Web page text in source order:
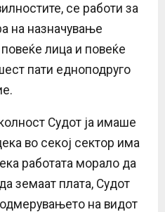
се работи за
на назначување
лица и повеќе
пати едноподруго
Судот ја имаше
во секој сектор има
работата морало да
земаат плата, Судот
на видот